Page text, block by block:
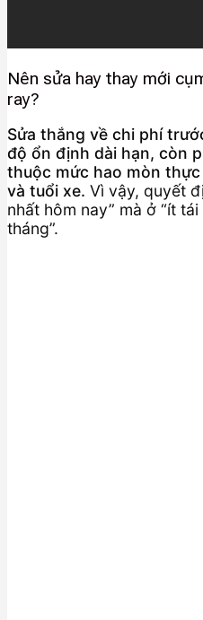
Nên sửa hay thay mới
ray?
Sửa thắng về chi phí
độ ổn định dài hạn, còn
thuộc mức hao mòn
và tuổi xe. Vì vậy, quyết
nhất hôm nay” mà ở “ít
tháng”.